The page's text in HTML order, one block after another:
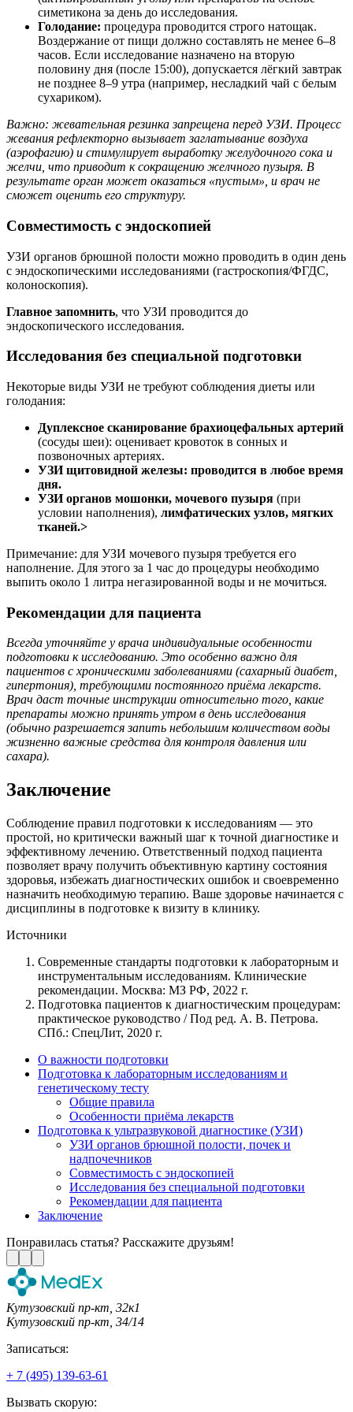
симетикона за день до исследования.
Голодание: процедура проводится строго натощак.
Воздержание от пищи должно составлять не менее 6–8
часов. Если исследование назначено на вторую
половину дня (после 15:00), допускается лёгкий завтрак
не позднее 8–9 утра (например, несладкий чай с белым
сухариком).
Важно: жевательная резинка запрещена перед УЗИ. Процесс
жевания рефлекторно вызывает заглатывание воздуха
(аэрофагию) и стимулирует выработку желудочного сока и
желчи, что приводит к сокращению желчного пузыря. В
результате орган может оказаться «пустым», и врач не
сможет оценить его структуру.
Совместимость с эндоскопией
УЗИ органов брюшной полости можно проводить в один день
с эндоскопическими исследованиями (гастроскопия/ФГДС,
колоноскопия).
Главное запомнить, что УЗИ проводится до
эндоскопического исследования.
Исследования без специальной подготовки
Некоторые виды УЗИ не требуют соблюдения диеты или
голодания:
Дуплексное сканирование брахиоцефальных артерий
(сосуды шеи): оценивает кровоток в сонных и
позвоночных артериях.
УЗИ щитовидной железы: проводится в любое время
дня.
УЗИ органов мошонки, мочевого пузыря (при
условии наполнения), лимфатических узлов, мягких
тканей.>
Примечание: для УЗИ мочевого пузыря требуется его
наполнение. Для этого за 1 час до процедуры необходимо
выпить около 1 литра негазированной воды и не мочиться.
Рекомендации для пациента
Всегда уточняйте у врача индивидуальные особенности
подготовки к исследованию. Это особенно важно для
пациентов с хроническими заболеваниями (сахарный диабет,
гипертония), требующими постоянного приёма лекарств.
Врач даст точные инструкции относительно того, какие
препараты можно принять утром в день исследования
(обычно разрешается запить небольшим количеством воды
жизненно важные средства для контроля давления или
сахара).
Заключение
Соблюдение правил подготовки к исследованиям — это
простой, но критически важный шаг к точной диагностике и
эффективному лечению. Ответственный подход пациента
позволяет врачу получить объективную картину состояния
здоровья, избежать диагностических ошибок и своевременно
назначить необходимую терапию. Ваше здоровье начинается с
дисциплины в подготовке к визиту в клинику.
Источники
Современные стандарты подготовки к лабораторным и
инструментальным исследованиям. Клинические
рекомендации. Москва: МЗ РФ, 2022 г.
Подготовка пациентов к диагностическим процедурам:
практическое руководство / Под ред. А. В. Петрова.
СПб.: СпецЛит, 2020 г.
О важности подготовки
Подготовка к лабораторным исследованиям и
генетическому тесту
Общие правила
Особенности приёма лекарств
Подготовка к ультразвуковой диагностике (УЗИ)
УЗИ органов брюшной полости, почек и
надпочечников
Совместимость с эндоскопией
Исследования без специальной подготовки
Рекомендации для пациента
Заключение
Понравилась статья? Расскажите друзьям!
Кутузовский пр-кт, 32к1
Кутузовский пр-кт, 34/14
Записаться:
+ 7 (495) 139-63-61
Вызвать скорую: